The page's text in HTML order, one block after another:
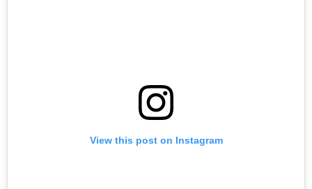
View this post on Instagram